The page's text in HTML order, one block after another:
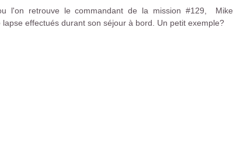
l'on retrouve le commandant de la mission #129, Mike
effectués durant son séjour à bord. Un petit exemple?